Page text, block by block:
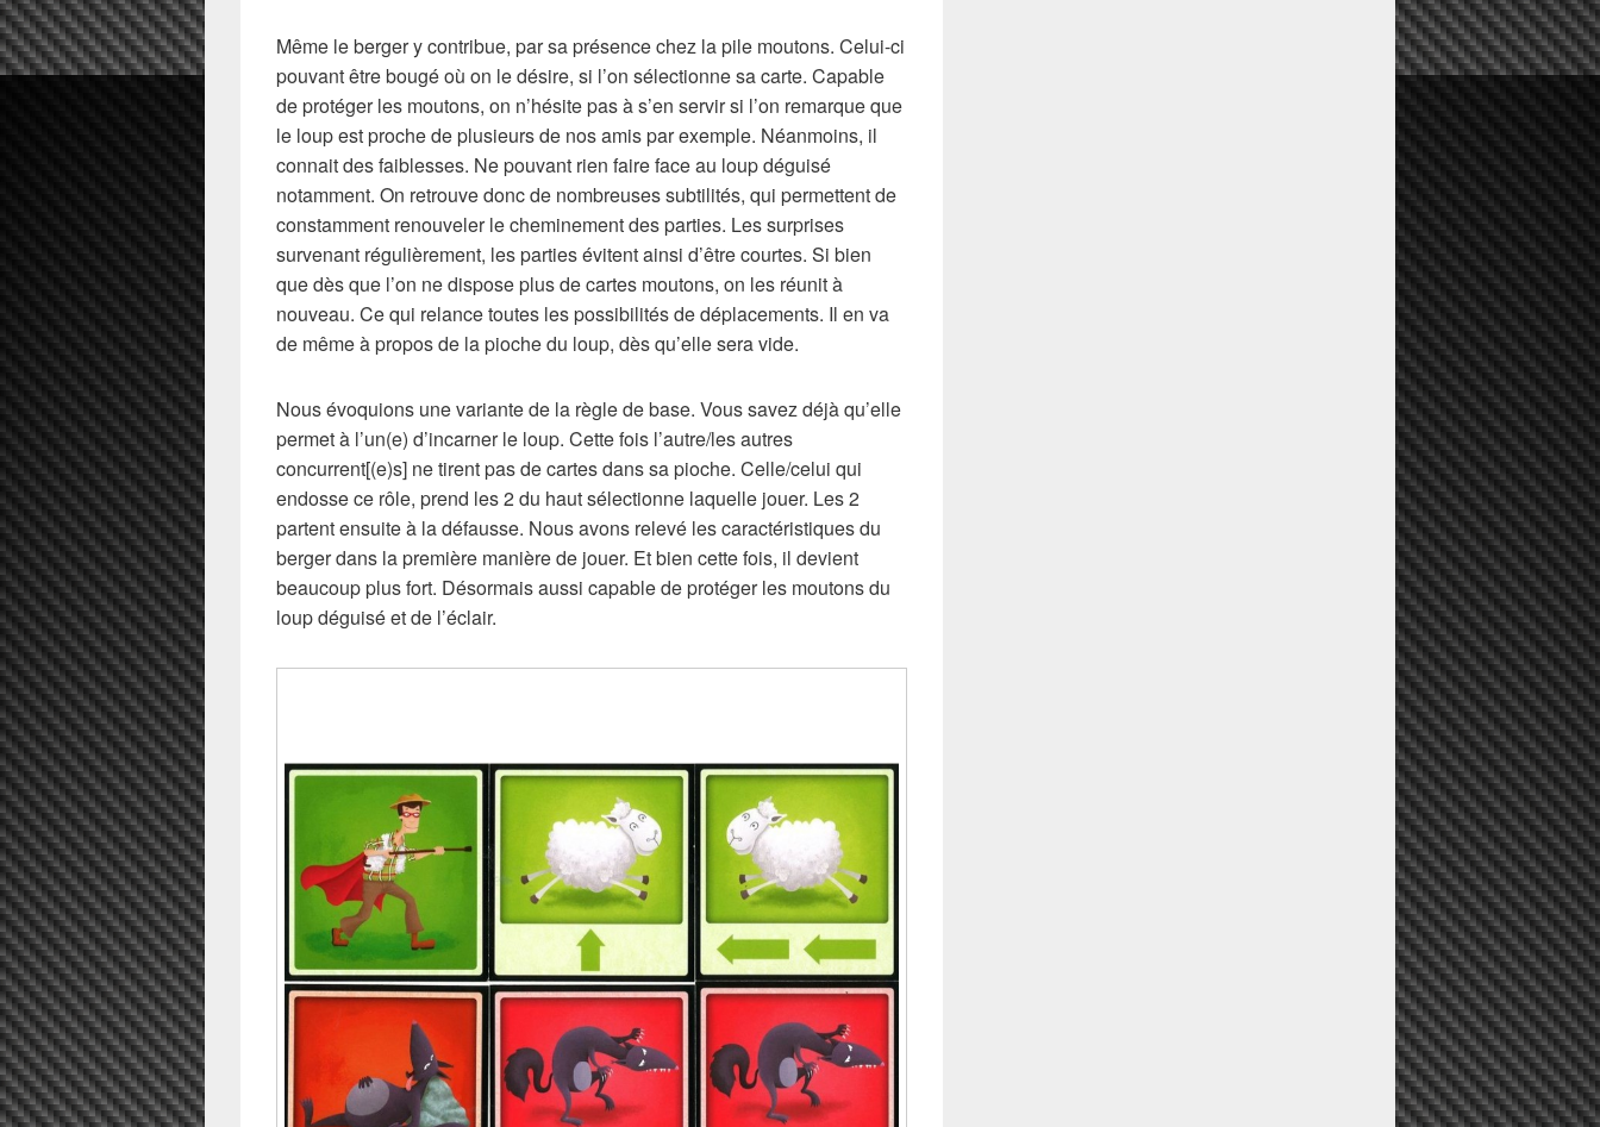
Même le berger y contribue, par sa présence chez la pile moutons. Celui-ci
pouvant être bougé où on le désire, si l’on sélectionne sa carte. Capable
de protéger les moutons, on n’hésite pas à s’en servir si l’on remarque que
le loup est proche de plusieurs de nos amis par exemple. Néanmoins, il
connait des faiblesses. Ne pouvant rien faire face au loup déguisé
notamment. On retrouve donc de nombreuses subtilités, qui permettent de
constamment renouveler le cheminement des parties. Les surprises
survenant régulièrement, les parties évitent ainsi d’être courtes. Si bien
que dès que l’on ne dispose plus de cartes moutons, on les réunit à
nouveau. Ce qui relance toutes les possibilités de déplacements. Il en va
de même à propos de la pioche du loup, dès qu’elle sera vide.
Nous évoquions une variante de la règle de base. Vous savez déjà qu’elle
permet à l’un(e) d’incarner le loup. Cette fois l’autre/les autres
concurrent[(e)s] ne tirent pas de cartes dans sa pioche. Celle/celui qui
endosse ce rôle, prend les 2 du haut sélectionne laquelle jouer. Les 2
partent ensuite à la défausse. Nous avons relevé les caractéristiques du
berger dans la première manière de jouer. Et bien cette fois, il devient
beaucoup plus fort. Désormais aussi capable de protéger les moutons du
loup déguisé et de l’éclair.